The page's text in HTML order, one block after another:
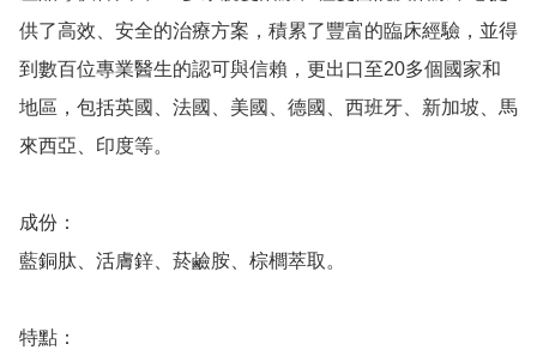
供了高效、安全的治療方案，積累了豐富的臨床經驗，並得
到數百位專業醫生的認可與信賴，更出口至20多個國家和
地區，包括英國、法國、美國、德國、西班牙、新加坡、馬
來西亞、印度等。
成份：
藍銅肽、活膚鋅、菸鹼胺、棕櫚萃取。
特點：